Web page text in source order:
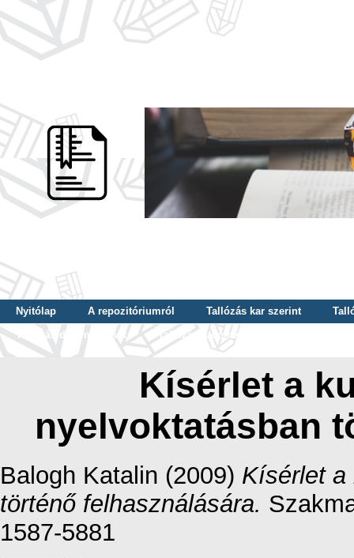
Nyitólap A repozitóriumról Tallózás kar szerint
Tallózás dátum szerint
Tallózás tudományterület szerint
Kísérlet a
nyelvoktatásban
Balogh Katalin (2009) Kísérlet a
történő felhasználására.
1587-5881